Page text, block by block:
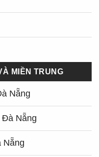
MIỀN TRUNG
Nẵng
Đà Nẵng
Nẵng